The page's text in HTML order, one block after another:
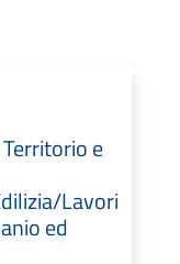
e
Lavori
ed